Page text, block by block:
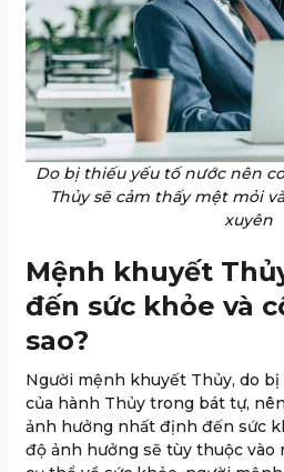
Do bị thiếu yếu tố nước nên
Thủy sẽ cảm thấy mệt mỏi
xuyên
Mệnh khuyết
đến sức khỏe và
sao?
Người mệnh khuyết Thủy, do
của hành Thủy trong bát tự,
ảnh hưởng nhất định đến sức
độ ảnh hưởng sẽ tùy thuộc vào